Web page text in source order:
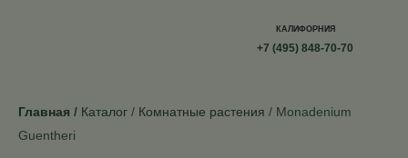
КАЛИФОРНИЯ
+7 (495) 848-70-70
Главная Каталог Комнатные растения
Monadenium
Guentheri